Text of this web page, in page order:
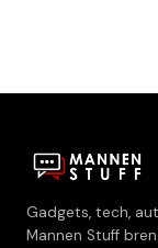
Gadgets, tech,
Mannen Stuff